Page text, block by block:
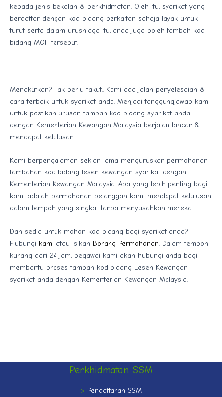
kepada jenis bekalan & perkhidmatan. Oleh itu, syarikat yang
berdaftar dengan kod bidang berkaitan sahaja layak untuk
turut serta dalam urusniaga itu, anda juga boleh tambah kod
bidang MOF tersebut.
Menakutkan? Tak perlu takut.. Kami ada jalan penyelesaian &
cara terbaik untuk syarikat anda. Menjadi tanggungjawab kami
untuk pastikan urusan tambah kod bidang syarikat anda
dengan Kementerian Kewangan Malaysia berjalan lancar &
mendapat kelulusan.
​Kami berpengalaman sekian lama menguruskan permohonan
tambahan kod bidang lesen kewangan syarikat dengan
Kementerian Kewangan Malaysia. Apa yang lebih penting bagi
kami adalah permohonan pelanggan kami mendapat kelulusan
dalam tempoh yang singkat tanpa menyusahkan mereka.
​Dah sedia untuk mohon kod bidang bagi syarikat anda?
Hubungi kami atau isikan Borang Permohonan. Dalam tempoh
kurang dari 24 jam, pegawai kami akan hubungi anda bagi
membantu proses tambah kod bidang Lesen Kewangan
syarikat anda dengan Kementerian Kewangan Malaysia.
Perkhidmatan SSM
> Pendaftaran SSM